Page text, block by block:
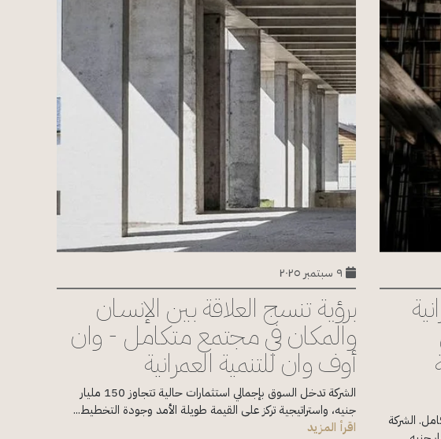
الشركة
برؤية تنسج العلاقة بين الإنسان
والمكان في مجتمع متكامل - وان
أوف وان للتنمية العمرانية
الشركة تدخل السوق بإجمالي استثمارات حالية تتجاوز 150 مليار
جنيه، واستراتيجية تركز على القيمة طويلة الأمد وجودة التخطيط...
اقرأ المزيد